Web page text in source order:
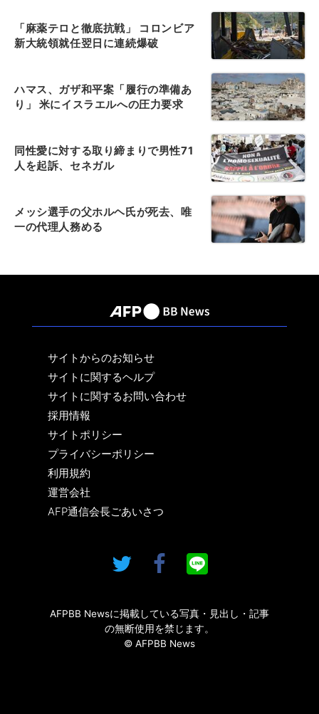
「麻薬テロと徹底抗戦」 コロンビア
新大統領就任翌日に連続爆破
ハマス、ガザ和平案「履行の準備あ
り」 米にイスラエルへの圧力要求
同性愛に対する取り締まりで男性71
人を起訴、セネガル
メッシ選手の父ホルヘ氏が死去、唯
一の代理人務める
サイトからのお知らせ
サイトに関するヘルプ
サイトに関するお問い合わせ
採用情報
サイトポリシー
プライバシーポリシー
利用規約
運営会社
AFP通信会長ごあいさつ
AFPBB Newsに掲載している写真・見出し・記事
の無断使用を禁じます。
© AFPBB News